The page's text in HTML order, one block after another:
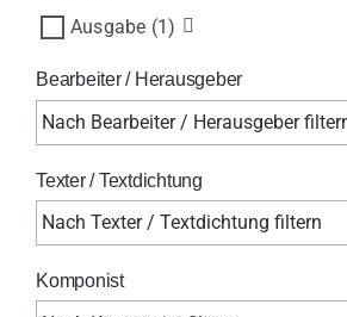
Ausgabe (1)
Bearbeiter / Herausgeber
Texter / Textdichtung
Komponist